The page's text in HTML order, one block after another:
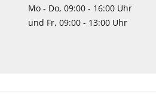
Mo - Do, 09:00 - 16:00 Uhr
und Fr, 09:00 - 13:00 Uhr